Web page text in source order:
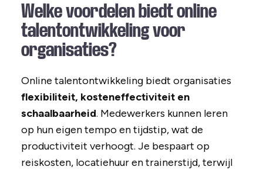
Welke voordelen biedt online
talentontwikkeling voor
organisaties?
Online talentontwikkeling biedt organisaties
flexibiliteit, kosteneffectiviteit en
schaalbaarheid. Medewerkers kunnen leren
op hun eigen tempo en tijdstip, wat de
productiviteit verhoogt. Je bespaart op
reiskosten, locatiehuur en trainerstijd, terwijl